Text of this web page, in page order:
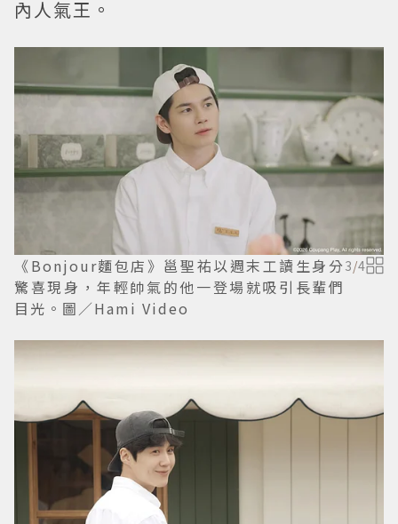
內人氣王。
《Bonjour麵包店》邕聖祐以週末工讀生身分
驚喜現身，年輕帥氣的他一登場就吸引長輩們
目光。圖／Hami Video
3/4